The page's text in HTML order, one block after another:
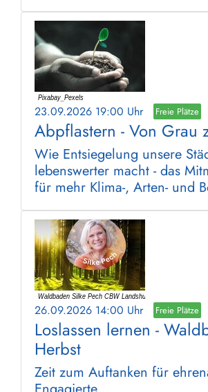
23.09.2026 19:00 Uhr Freie Plätze
Abpflastern - Von Grau
Wie Entsiegelung unsere
lebenswerter macht - das
für mehr Klima-, Arten- und
26.09.2026 14:00 Uhr Freie Plätze
Loslassen lernen -
Herbst
Zeit zum Auftanken für